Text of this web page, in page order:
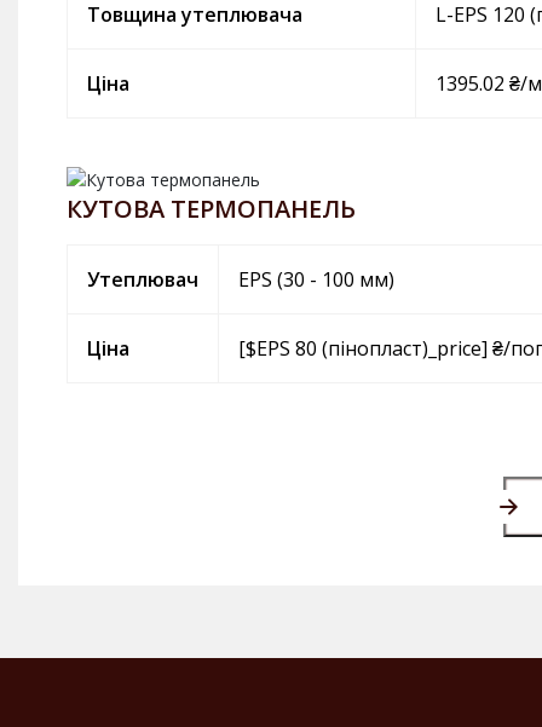
Товщина утеплювача L-EPS 120
Ціна 1395.02 ₴/
КУТОВА ТЕРМОПАНЕЛЬ
Утеплювач EPS (30 - 100 мм)
Ціна [$EPS 80 (пінопласт)_price] ₴/